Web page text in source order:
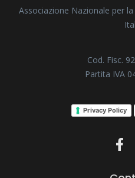
Associazione Nazionale per
Cod. Fisc.
Partita IVA
Privacy Policy